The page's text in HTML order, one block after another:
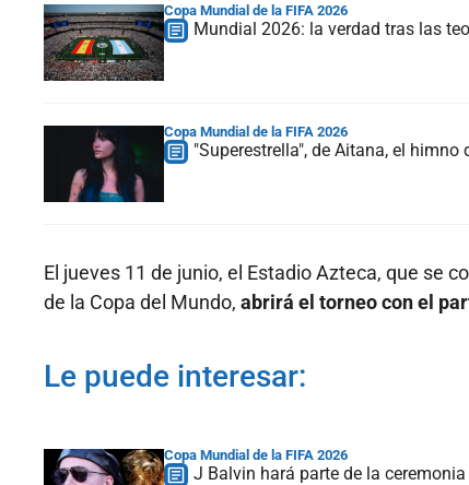
Copa Mundial de la FIFA 2026
Mundial 2026: la verdad tras las
Copa Mundial de la FIFA 2026
"Superestrella", de Aitana, el
El jueves 11 de junio, el Estadio Azteca, que se
de la Copa del Mundo, abrirá el torneo con el
Le puede interesar:
Copa Mundial de la FIFA 2026
J Balvin hará parte de la